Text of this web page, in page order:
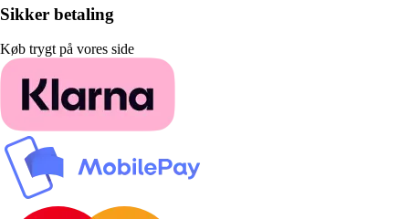
Sikker betaling
Køb trygt på vores side